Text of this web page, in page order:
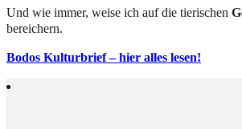
Und wie immer, weise ich auf die tierischen
bereichern.
Bodos Kulturbrief – hier alles lesen!